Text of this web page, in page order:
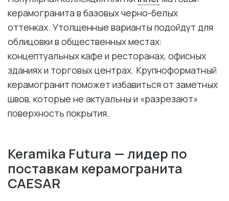
керамогранита в базовых черно-белых
оттенках. Утолщенные варианты подойдут для
облицовки в общественных местах:
концептуальных кафе и ресторанах, офисных
зданиях и торговых центрах. Крупноформатный
керамогранит поможет избавиться от заметных
швов, которые не актуальны и «разрезают»
поверхность покрытия.
Keramika Futura — лидер по
поставкам керамогранита
CAESAR